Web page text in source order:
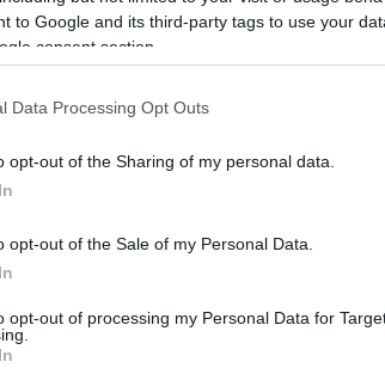
to Google and its third-party tags to use your
consent section.
Data Processing Opt Outs
opt-out of the Sharing of my personal data.
opt-out of the Sale of my Personal Data.
opt-out of processing my Personal Data for